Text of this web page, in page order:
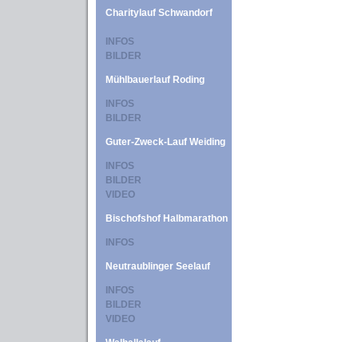
Charitylauf Schwandorf
INFOS
BILDER
Mühlbauerlauf Roding
INFOS
BILDER
Guter-Zweck-Lauf Weiding
INFOS
BILDER
VIDEO
Bischofshof Halbmarathon
INFOS
Neutraublinger Seelauf
INFOS
BILDER
VIDEO